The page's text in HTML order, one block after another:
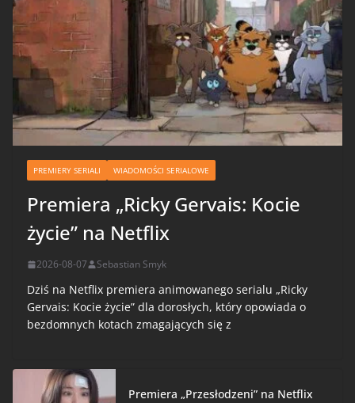
PREMIERY SERIALI WIADOMOŚCI SERIALOWE
Premiera „Ricky Gervais: Kocie
życie” na Netflix
2026-08-07 Sebastian Smyk
Dziś na Netflix premiera animowanego serialu „Ricky
Gervais: Kocie życie” dla dorosłych, który opowiada o
bezdomnych kotach zmagających się z
Premiera „Przesłodzeni” na Netflix